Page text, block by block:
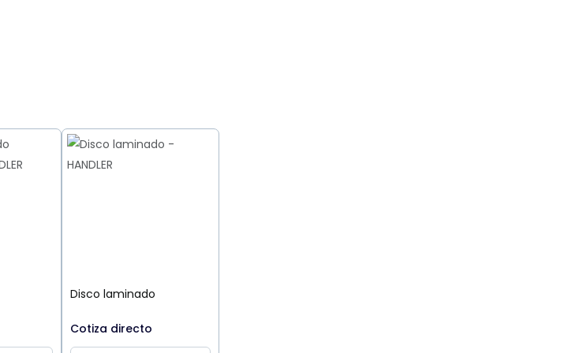
Disco laminado
Cotiza directo